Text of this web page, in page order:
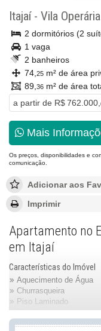
Itajaí- Vila Operária
2 dormitórios (2
1 vaga
2 banheiros
74, 25 m² de área
89, 36 m² de área
a partir de R$ 762.000,
Mais
Os preços, disponibilidades e
comunicação.
Adicionar aos
Imprimir
Apartamento no
em Itajaí
Características do Imóvel
Aquecimento de Água
Churrasqueira
Piso Laminado
Piso Porcelanato
Infra para Ar Split